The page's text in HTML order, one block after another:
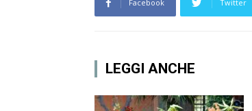
Facebook Twitter
LEGGI ANCHE